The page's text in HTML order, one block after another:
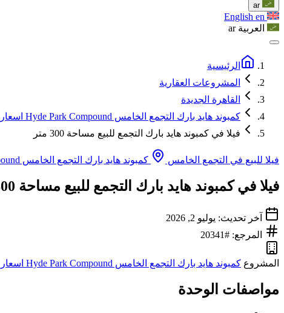
ar
English en
العربية ar
الرئيسية
المشروعات العقارية
القاهرة الجديدة
كمبوند هايد بارك التجمع الخامس Hyde Park Compound اسعار 2026
فيلا في كمبوند هايد بارك التجمع للبيع مساحة 300 متر
فيلا للبيع في التجمع الخامس كمبوند هايد بارك التجمع الخامس Hyde Park Compound اسعار 2026
فيلا في كمبوند هايد بارك التجمع للبيع مساحة 300 متر
آخر تحديث: يوليو 2, 2026
المرجع: #20341
المشروع كمبوند هايد بارك التجمع الخامس Hyde Park Compound اسعار 2026
مواصفات الوحدة